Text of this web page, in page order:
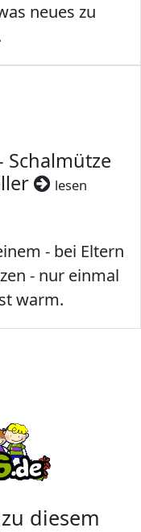
neues zu
Schalmütze
lesen
- bei Eltern
- nur einmal
warm.
diesem